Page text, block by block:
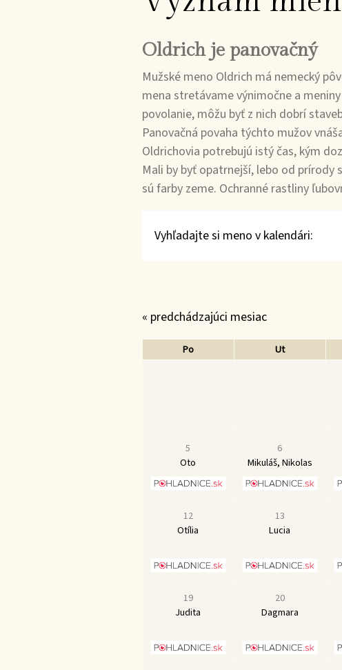
Oldrich je panovačný
Mužské meno Oldrich má nemecký
mena stretávame výnimočne a
povolanie, môžu byť z nich dobrí
Panovačná povaha týchto mužov
Oldrichovia potrebujú istý čas, kým
Mali by byť opatrnejší, lebo od prírody
sú farby zeme. Ochranné rastliny
Vyhľadajte si meno v kalendári:
« predchádzajúci mesiac
Po Ut
5
Oto
6
Mikuláš, Nikolas
12
Otília
13
Lucia
19
Judita
20
Dagmara